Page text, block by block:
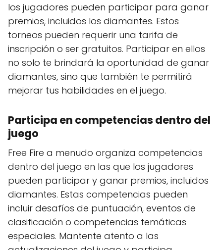
los jugadores pueden participar para ganar
premios, incluidos los diamantes. Estos
torneos pueden requerir una tarifa de
inscripción o ser gratuitos. Participar en ellos
no solo te brindará la oportunidad de ganar
diamantes, sino que también te permitirá
mejorar tus habilidades en el juego.
Participa en competencias dentro del
juego
Free Fire a menudo organiza competencias
dentro del juego en las que los jugadores
pueden participar y ganar premios, incluidos
diamantes. Estas competencias pueden
incluir desafíos de puntuación, eventos de
clasificación o competencias temáticas
especiales. Mantente atento a las